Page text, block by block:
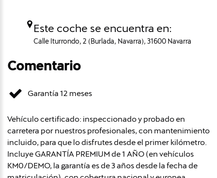
Este coche se encuentra en:
Calle Iturrondo, 2 (Burlada, Navarra), 31600 Navarra
Comentario
Garantía 12 meses
Vehículo certificado: inspeccionado y probado en
carretera por nuestros profesionales, con mantenimiento
incluido, para que lo disfrutes desde el primer kilómetro.
Incluye GARANTÍA PREMIUM de 1 AÑO (en vehículos
KM0/DEMO, la garantía es de 3 años desde la fecha de